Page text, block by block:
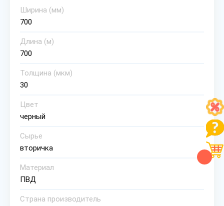
Ширина (мм)
700
Длина (м)
700
Толщина (мкм)
30
Цвет
черный
Сырье
вторичка
Материал
ПВД
Страна производитель